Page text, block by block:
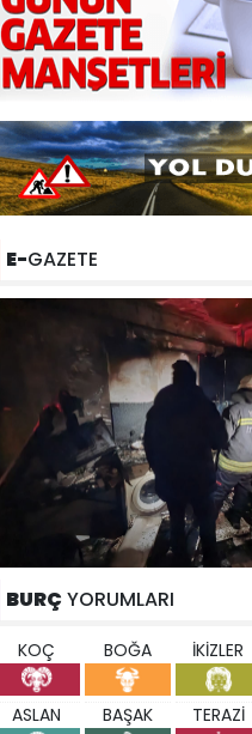
E-GAZETE
BURÇ YORUMLARI
KOÇ BOĞA İKİZLER
ASLAN BAŞAK TERAZİ